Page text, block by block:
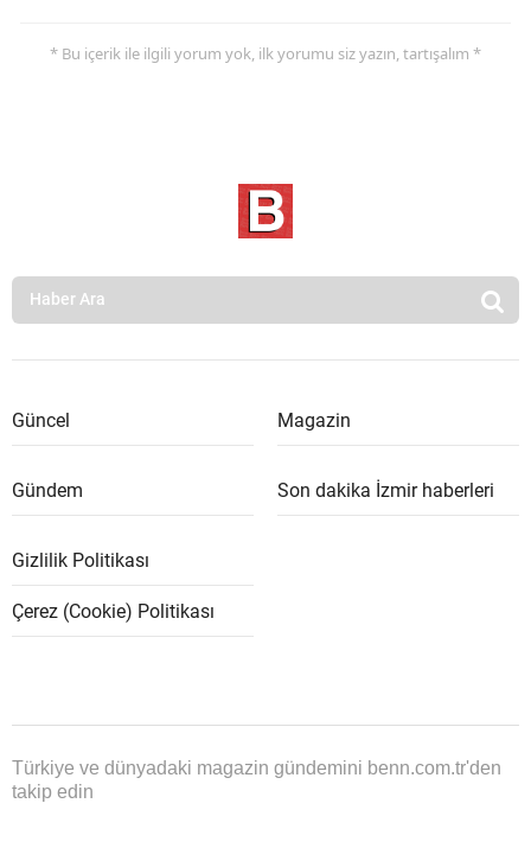
* Bu içerik ile ilgili yorum yok, ilk yorumu siz yazın, tartışalım *
Güncel Magazin
Gündem Son dakika İzmir haberleri
Gizlilik Politikası
Çerez (Cookie) Politikası
Türkiye ve dünyadaki magazin gündemini benn.com.tr'den
takip edin